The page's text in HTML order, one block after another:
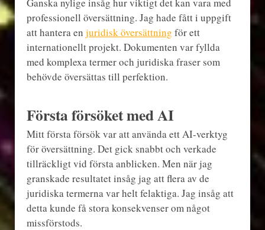
professionell översättning. Jag hade fått i uppgift
att hantera en juridisk översättning för ett
internationellt projekt. Dokumenten var fyllda
med komplexa termer och juridiska fraser som
behövde översättas till perfektion.
Första försöket med AI
Mitt första försök var att använda ett AI-verktyg
för översättning. Det gick snabbt och verkade
tillräckligt vid första anblicken. Men när jag
granskade resultatet insåg jag att flera av de
juridiska termerna var helt felaktiga. Jag insåg att
detta kunde få stora konsekvenser om något
missförstods.